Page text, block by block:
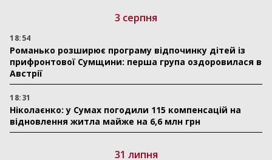
3 серпня
18:54
Романько розширює програму відпочинку дітей із
прифронтової Сумщини: перша група оздоровилася в
Австрії
18:31
Ніколаєнко: у Сумах погодили 115 компенсацій на
відновлення житла майже на 6,6 млн грн
31 липня